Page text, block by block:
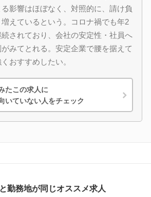
影響はほぼなく、対照的に、請け負
えているという。コロナ禍でも年2
されており、会社の安定性・社員へ
みてとれる。安定企業で腰を据えて
おすすめしたい。
たこの求人に
いていない人をチェック
勤務地が同じオススメ求人